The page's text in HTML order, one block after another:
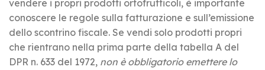
vendere i propri prodotti ortofrutticoli, è importante
conoscere le regole sulla fatturazione e sull’emissione
dello scontrino fiscale. Se vendi solo prodotti propri
che rientrano nella prima parte della tabella A del
DPR n. 633 del 1972, non è obbligatorio emettere lo